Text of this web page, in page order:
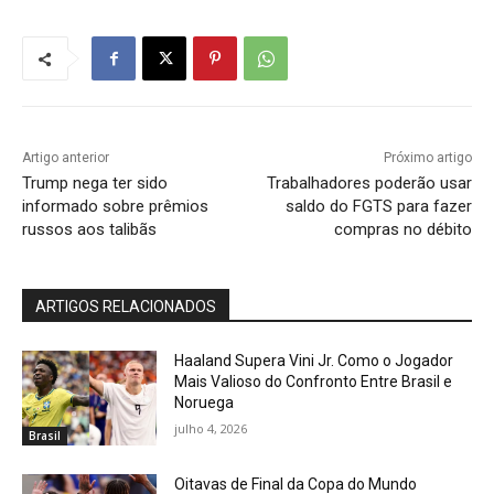
Artigo anterior
Trump nega ter sido
informado sobre prêmios
russos aos talibãs
Próximo artigo
Trabalhadores poderão usar
saldo do FGTS para fazer
compras no débito
ARTIGOS RELACIONADOS
Brasil
Haaland Supera Vini Jr. Como o Jogador
Mais Valioso do Confronto Entre Brasil e
Noruega
julho 4, 2026
Oitavas de Final da Copa do Mundo